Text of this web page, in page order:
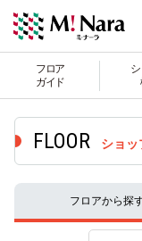
フロア
ガイド
ショッ
フロアから探